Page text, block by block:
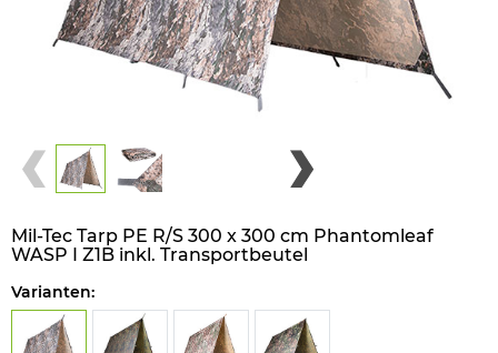
Mil-Tec Tarp PE R/S 300 x 300 cm Phantomleaf
WASP I Z1B inkl. Transportbeutel
Varianten: